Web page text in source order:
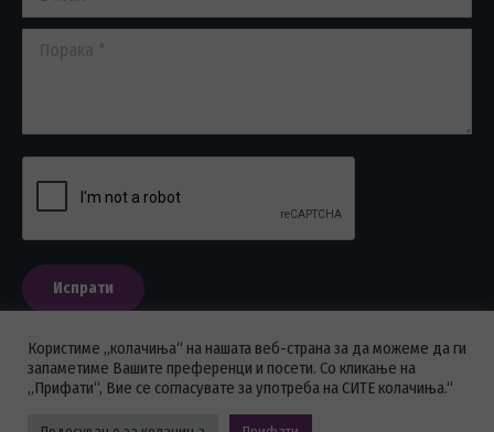
Испрати
ПОЛИТИКА НА ПРИВАТНОСТ
Користиме „колачиња“ на нашата веб-страна за да можеме да ги
запаметиме Вашите преференци и посети. Со кликање на
„Прифати“, Вие се согласувате за употреба на СИТЕ колачиња.“